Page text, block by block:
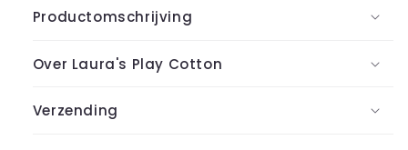
Productomschrijving
Over Laura's Play Cotton
Verzending